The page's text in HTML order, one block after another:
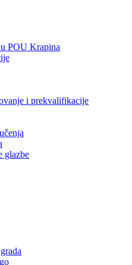
POU Krapina
i prekvalifikacije
glazbe